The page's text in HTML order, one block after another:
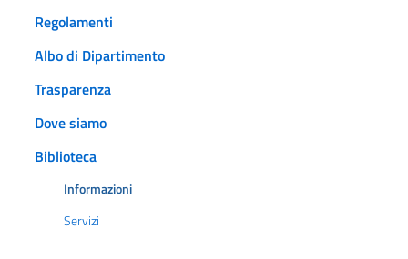
Regolamenti
Albo di Dipartimento
Trasparenza
Dove siamo
Biblioteca
Informazioni
Servizi